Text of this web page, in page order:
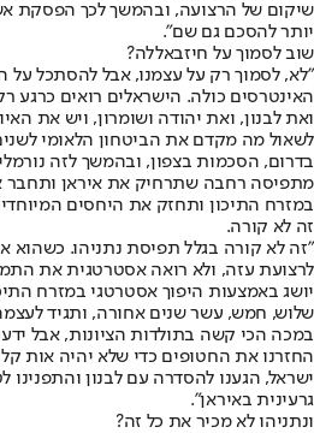
שיקום של הרצועה, ובהמשך לכך הפסקת אש
יותר להסכם גם שם".
שוב לסמוך על חיזבאללה?
"לא, לסמוך רק על עצמנו, אבל להסתכל על
האינטרסים כולה. הישראלים רואים כרגע
ואת לבנון, ואת יהודה ושומרון, ויש את
לשאול מה מקדם את הביטחון הלאומי
בדרום, הסכמות בצפון, ובהמשך לזה
מתפיסה רחבה שתרחיק את איראן ותחבר
במזרח התיכון ותחזק את היחסים
זה לא קורה.
"זה לא קורה בגלל תפיסת נתניהו. כשהוא
לרצועת עזה, ולא רואה אסטרטגית את
יושג באמצעות היפוך אסטרטגי במזרח
שלוש, חמש, עשר שנים אחורה, ותגיד
במכה הכי קשה בתולדות הציונות, אבל
החזרנו את החטופים כדי שלא יהיה אות
ישראל, הגענו להסדרה עם לבנון
גרעינית באיראן".
ונתניהו לא מכיר את כל זה?